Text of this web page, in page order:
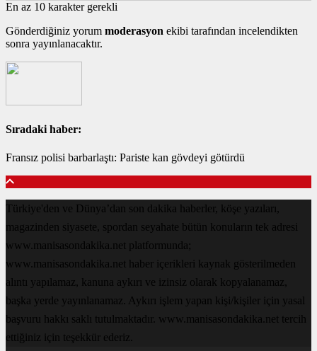
En az 10 karakter gerekli
Gönderdiğiniz yorum moderasyon ekibi tarafından incelendikten
sonra yayınlanacaktır.
Sıradaki haber:
Fransız polisi barbarlaştı: Pariste kan gövdeyi götürdü
Türkiye'den ve Dünya’dan son dakika haberler, köşe yazıları,
magazinden siyasete, spordan seyahate bütün konuların tek adresi
www.manisasondakika.net platformunda;
www.manisasondakika.net haber içerikleri kaynak gösterilmeden
alıntı yapılamaz, kanuna aykırı ve izinsiz olarak kopyalanamaz,
başka yerde yayınlanamaz. Aykırı işlem yapan kişi/kişiler için yasal
başvuru hakkı saklı tutulmaktadır. www.manisasondakika.net tercih
ettiğiniz için teşekkür ederiz.